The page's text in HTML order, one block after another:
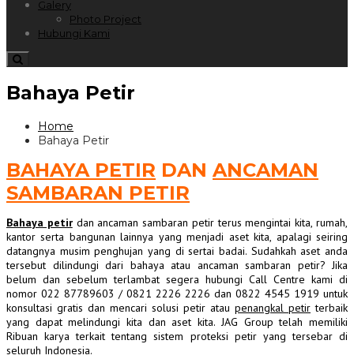
Galery
Photo Project
Hubungi Kami
Bahaya Petir
Home
Bahaya Petir
BAHAYA PETIR DAN ANCAMAN
SAMBARAN PETIR
Bahaya petirdan ancaman sambaran petir terus mengintai kita, rumah,
kantor serta bangunan lainnya yang menjadi aset kita, apalagi seiring
datangnya musim penghujan yang di sertai badai. Sudahkah aset anda
tersebut dilindungi dari bahaya atau ancaman sambaran petir? Jika
belum dan sebelum terlambat segera hubungi Call Centre kami di
nomor 022 87789603 / 0821 2226 2226 dan 0822 4545 1919 untuk
konsultasi gratis dan mencari solusi petir atau penangkal petir terbaik
yang dapat melindungi kita dan aset kita. JAG Group telah memiliki
Ribuan karya terkait tentang sistem proteksi petir yang tersebar di
seluruh Indonesia.